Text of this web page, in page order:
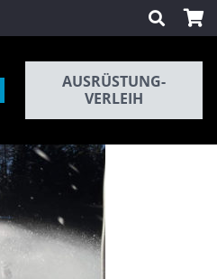
AUSRÜSTUNG-
VERLEIH